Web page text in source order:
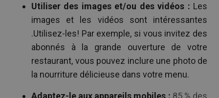
Utiliser des images et/ou des vidéos : Les
images et les vidéos sont intéressantes
.Utilisez-les! Par exemple, si vous invitez des
abonnés à la grande ouverture de votre
restaurant, vous pouvez inclure une photo de
la nourriture délicieuse dans votre menu.
Adaptez-le aux appareils mobiles : 85 % des